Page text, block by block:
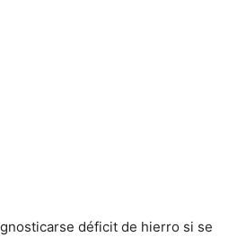
déficit de hierro si se